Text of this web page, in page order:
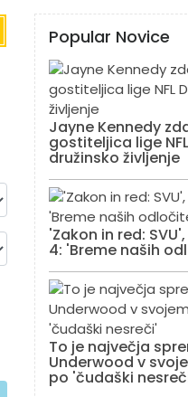
Popular Novice
Jayne Kennedy
gostiteljica lige
družinsko življenje
'Zakon in red:
4: 'Breme naših
To je največja
Underwood v
po 'čudaški